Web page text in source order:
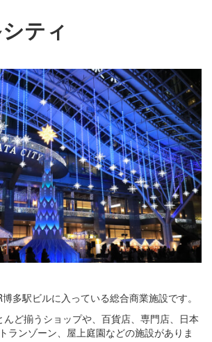
ティ
多駅ビルに入っている総合商業施設です。
んど揃うショップや、百貨店、専門店、日本
ランゾーン、屋上庭園などの施設がありま